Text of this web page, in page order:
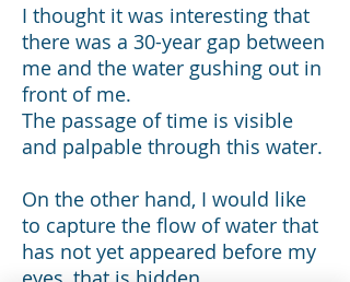
I thought it was interesting that
there was a 30-year gap between
me and the water gushing out in
front of me.
The passage of time is visible
and palpable through this water.
On the other hand, I would like
to capture the flow of water that
has not yet appeared before my